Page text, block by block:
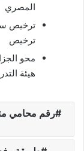
المصري
ترخيص
ترخيص
محو
هيئة
رقم محامي